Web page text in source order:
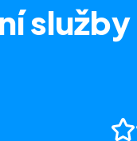
služby